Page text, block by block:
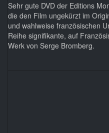
Sehr gute DVD der Editions
die den Film ungekürzt im
und wahlweise französischen
Reihe signifikante, auf
Werk von Serge Bromberg.